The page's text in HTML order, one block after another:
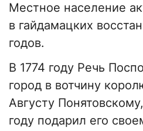
Местное население
в гайдамацких
годов.
В 1774 году Речь
город в вотчину
Августу
году подарил его